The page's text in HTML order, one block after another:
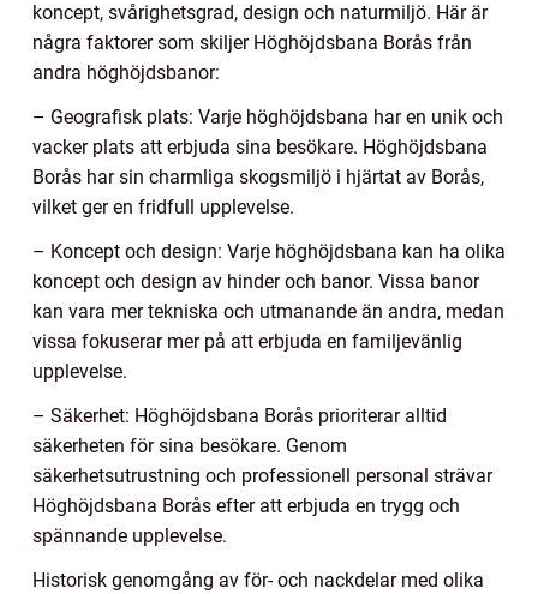
koncept, svårighetsgrad, design och naturmiljö. Här är
några faktorer som skiljer Höghöjdsbana Borås från
andra höghöjdsbanor:
– Geografisk plats: Varje höghöjdsbana har en unik och
vacker plats att erbjuda sina besökare. Höghöjdsbana
Borås har sin charmliga skogsmiljö i hjärtat av Borås,
vilket ger en fridfull upplevelse.
– Koncept och design: Varje höghöjdsbana kan ha olika
koncept och design av hinder och banor. Vissa banor
kan vara mer tekniska och utmanande än andra, medan
vissa fokuserar mer på att erbjuda en familjevänlig
upplevelse.
– Säkerhet: Höghöjdsbana Borås prioriterar alltid
säkerheten för sina besökare. Genom
säkerhetsutrustning och professionell personal strävar
Höghöjdsbana Borås efter att erbjuda en trygg och
spännande upplevelse.
Historisk genomgång av för- och nackdelar med olika